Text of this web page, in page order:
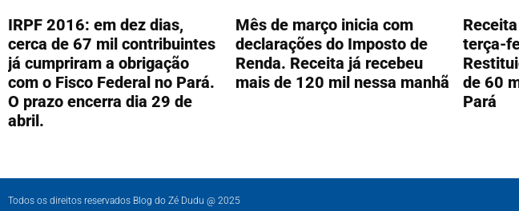
IRPF 2016: em dez dias,
cerca de 67 mil contribuintes
já cumpriram a obrigação
com o Fisco Federal no Pará.
O prazo encerra dia 29 de
abril.
Mês de março inicia com
declarações do Imposto de
Renda. Receita já recebeu
mais de 120 mil nessa manhã
terça-
de 60
Pará
Todos os direitos reservados Blog do Zé Dudu @ 2025